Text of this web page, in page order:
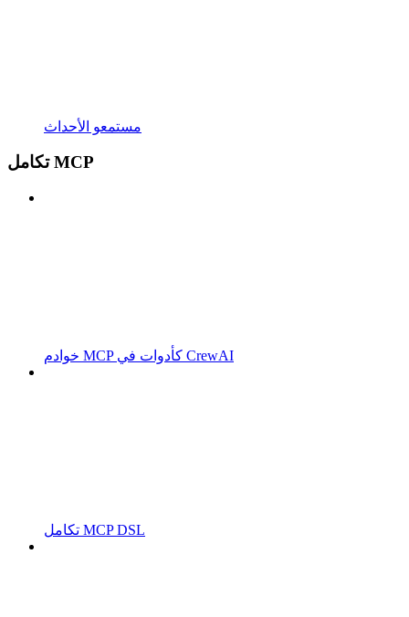
مستمعو الأحداث
تكامل MCP
خوادم MCP كأدوات في CrewAI
تكامل MCP DSL